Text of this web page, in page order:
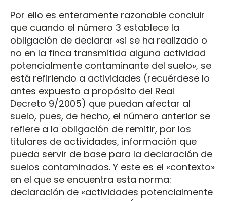
Por ello es enteramente razonable concluir
que cuando el número 3 establece la
obligación de declarar «si se ha realizado o
no en la finca transmitida alguna actividad
potencialmente contaminante del suelo», se
está refiriendo a actividades (recuérdese lo
antes expuesto a propósito del Real
Decreto 9/2005) que puedan afectar al
suelo, pues, de hecho, el número anterior se
refiere a la obligación de remitir, por los
titulares de actividades, información que
pueda servir de base para la declaración de
suelos contaminados. Y este es el «contexto»
en el que se encuentra esta norma:
declaración de «actividades potencialmente